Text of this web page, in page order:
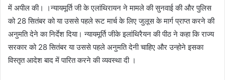
में अपील की। ।न्यायमूर्ति जी के एलांथिरायन ने मामले की सुनवाई की और पुलिस
को 28 सितंबर को या उससे पहले रूट मार्च के लिए जुलूस के मार्ग प्राप्त करने की
अनुमति देने का निर्देश दिया। न्यायमूर्ति जीके इलांथिरैयन की पीठ ने कहा कि राज्य
सरकार को 28 सितंबर या उससे पहले अनुमति देनी चाहिए और उन्होने इसका
विस्तृत आदेश बाद में पारित करने की व्यवस्था दी ।